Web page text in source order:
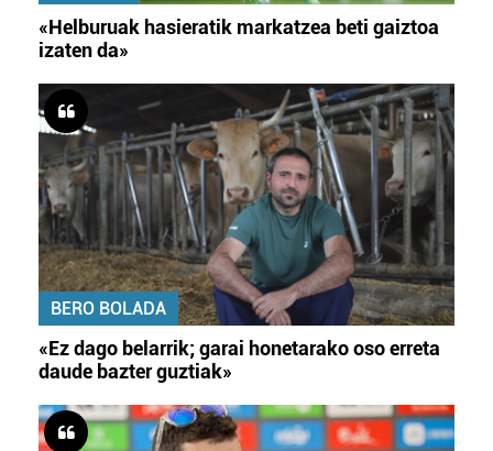
«Helburuak hasieratik markatzea beti gaiztoa
izaten da»
BERO BOLADA
«Ez dago belarrik; garai honetarako oso erreta
daude bazter guztiak»